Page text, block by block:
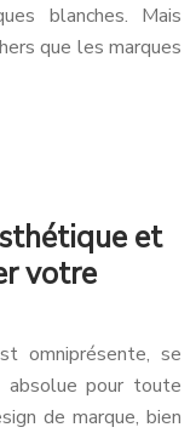
blanches. Mais
que les marques
et
votre
omniprésente, se
absolue pour toute
de marque, bien